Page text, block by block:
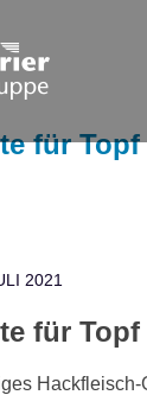
für
2021
für